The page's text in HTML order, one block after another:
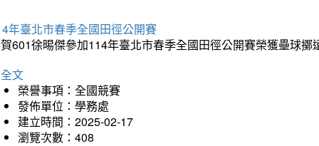
年臺北市春季全國田徑公開賽
601徐晹傑參加114年臺北市春季全國田徑公開賽榮獲壘球擲
文
榮譽事項：全國競賽
發佈單位：學務處
建立時間：2025-02-17
瀏覽次數：408